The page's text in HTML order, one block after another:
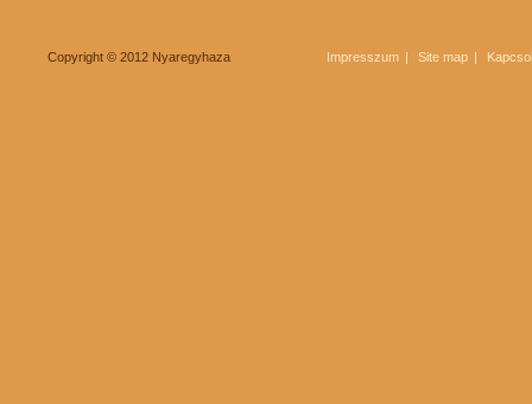
Copyright © 2012 Nyaregyhaza Impresszum Site map